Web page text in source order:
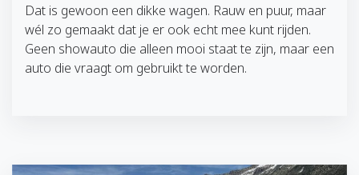
Dat is gewoon een dikke wagen. Rauw en puur, maar
wél zo gemaakt dat je er ook echt mee kunt rijden.
Geen showauto die alleen mooi staat te zijn, maar een
auto die vraagt om gebruikt te worden.